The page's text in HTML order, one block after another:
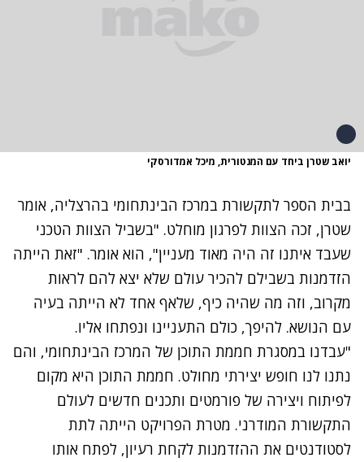
יואב שטרן ביחד עם המנטורית, מיכל אמדורסקי
בבית הספר לתקשורת במרכז הבינתחומי בהרצליה, אומר
שטרן, זכה הצוות לפרגון מוחלט. "בשביל הצוות הטכני
שעבד איתנו זה היה מאוד מעניין", הוא אומר. "זאת הייתה
הזדמנות בשבילם להכיר עולם שלא יצא להם לראות
מקרוב, וזה מה שהיה כיף, שלאף אחד לא הייתה בעיה
עם הנושא. להיפך, כולם התעניינו ונפתחו אליו.
"עבדנו במסגרת חממת התוכן של המרכז הבינתחומי, והם
נתנו לנו חופש יצירתי מחולט. חממת התוכן היא מקום
לפיתוח ויצירה של פורמטים ותכנים חדשים לעולם
התקשורת המודרני. מטרת הפרויקט הייתה לתת
לסטודנטים את ההזדמנות לקחת רעיון, לפתח אותו